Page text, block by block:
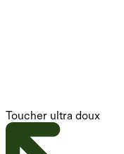
Toucher ultra doux